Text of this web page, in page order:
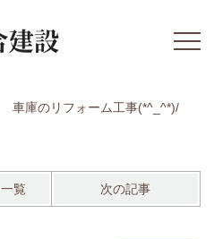
車庫のリフォーム工事(*^_^*)/
一覧 次の記事